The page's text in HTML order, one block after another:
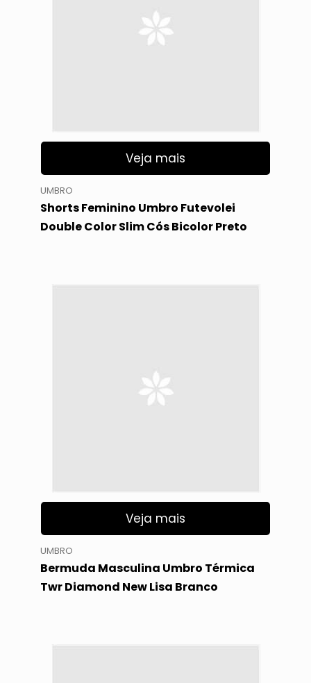
Veja mais
UMBRO
Shorts Feminino Umbro Futevolei
Double Color Slim Cós Bicolor Preto
Veja mais
UMBRO
Bermuda Masculina Umbro Térmica
Twr Diamond New Lisa Branco